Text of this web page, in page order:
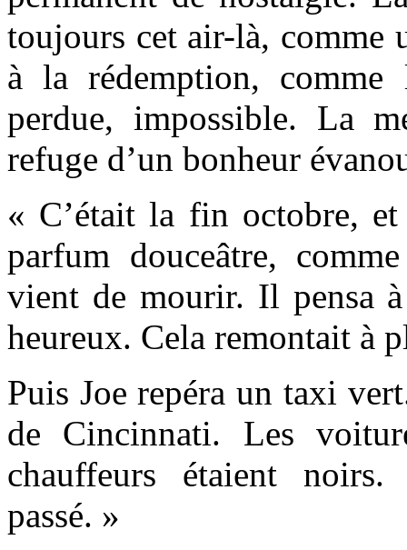
toujours cet air-là, comme
à la rédemption, comme
perdue, impossible. La
refuge d’un bonheur
« C’était la fin octobre,
parfum douceâtre,
vient de mourir. Il pensa
heureux. Cela remontait à
Puis Joe repéra un taxi
de Cincinnati. Les
chauffeurs étaient
passé. »